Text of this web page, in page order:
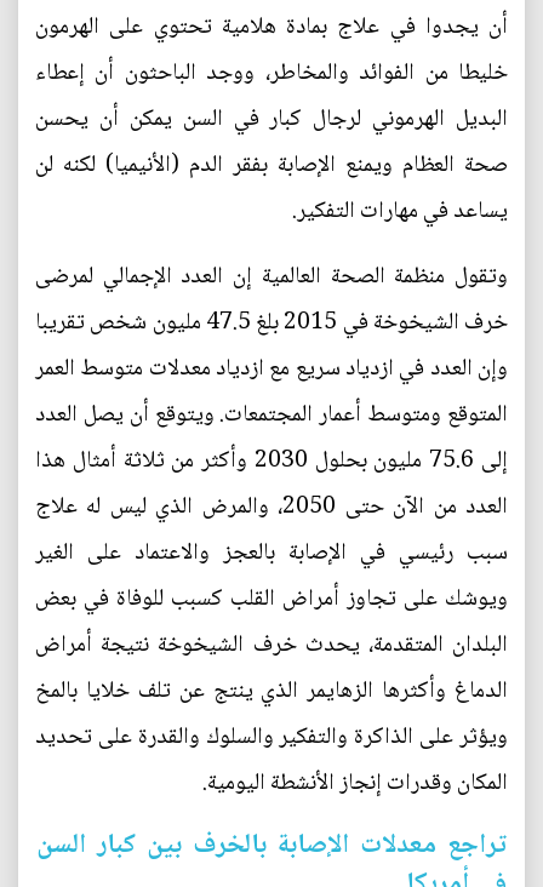
أن يجدوا في علاج بمادة هلامية تحتوي على الهرمون
خليطا من الفوائد والمخاطر، ووجد الباحثون أن إعطاء
البديل الهرموني لرجال كبار في السن يمكن أن يحسن
صحة العظام ويمنع الإصابة بفقر الدم (الأنيميا) لكنه لن
يساعد في مهارات التفكير.
وتقول منظمة الصحة العالمية إن العدد الإجمالي لمرضى
خرف الشيخوخة في 2015 بلغ 47.5 مليون شخص تقريبا
وإن العدد في ازدياد سريع مع ازدياد معدلات متوسط العمر
المتوقع ومتوسط أعمار المجتمعات. ويتوقع أن يصل العدد
إلى 75.6 مليون بحلول 2030 وأكثر من ثلاثة أمثال هذا
العدد من الآن حتى 2050، والمرض الذي ليس له علاج
سبب رئيسي في الإصابة بالعجز والاعتماد على الغير
ويوشك على تجاوز أمراض القلب كسبب للوفاة في بعض
البلدان المتقدمة، يحدث خرف الشيخوخة نتيجة أمراض
الدماغ وأكثرها الزهايمر الذي ينتج عن تلف خلايا بالمخ
ويؤثر على الذاكرة والتفكير والسلوك والقدرة على تحديد
المكان وقدرات إنجاز الأنشطة اليومية.
تراجع معدلات الإصابة بالخرف بين كبار السن